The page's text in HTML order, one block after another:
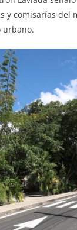
y comisarías del
urbano.